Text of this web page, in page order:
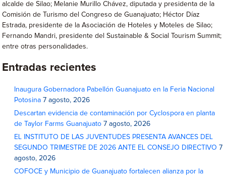
alcalde de Silao; Melanie Murillo Chávez, diputada y presidenta de la
Comisión de Turismo del Congreso de Guanajuato; Héctor Díaz
Estrada, presidente de la Asociación de Hoteles y Moteles de Silao;
Fernando Mandri, presidente del Sustainable & Social Tourism Summit;
entre otras personalidades.
Entradas recientes
Inaugura Gobernadora Pabellón Guanajuato en la Feria Nacional
Potosina 7 agosto, 2026
Descartan evidencia de contaminación por Cyclospora en planta
de Taylor Farms Guanajuato 7 agosto, 2026
EL INSTITUTO DE LAS JUVENTUDES PRESENTA AVANCES DEL
SEGUNDO TRIMESTRE DE 2026 ANTE EL CONSEJO DIRECTIVO 7
agosto, 2026
COFOCE y Municipio de Guanajuato fortalecen alianza por la